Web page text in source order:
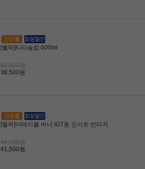
[벨락]티타늄컵 600ml
42,800원
38,500원
[벨락]더테이블 버너 IGT용 인서트 빈티지
46,200원
41,500원